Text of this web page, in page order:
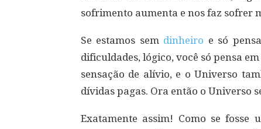
sofrimento aumenta e nos faz sofrer
Se estamos sem dinheiro e só
dificuldades, lógico, você só pensa
sensação de alívio, e o Universo
dívidas pagas. Ora então o Universo
Exatamente assim! Como se fosse